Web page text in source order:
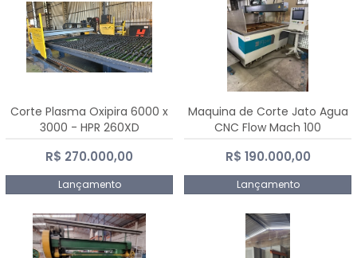
Corte Plasma Oxipira 6000 x
3000 - HPR 260XD
R$ 270.000,00
Lançamento
Maquina de Corte Jato Agua
CNC Flow Mach 100
R$ 190.000,00
Lançamento